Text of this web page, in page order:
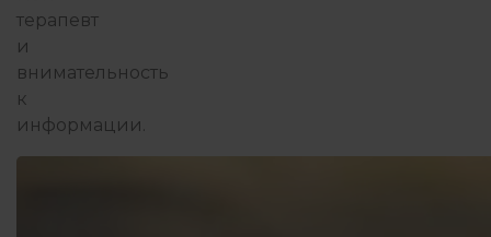
терапевт
и
внимательность
к
информации.